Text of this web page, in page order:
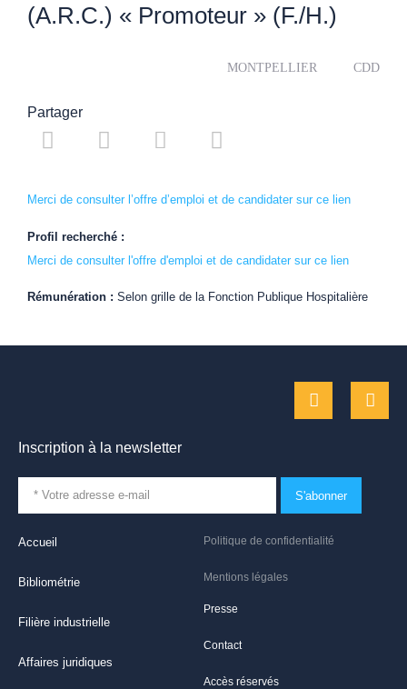
(A.R.C.) « Promoteur » (F./H.)
MONTPELLIER CDD
Partager
Merci de consulter l’offre d’emploi et de candidater sur ce lien
Profil recherché :
Merci de consulter l'offre d'emploi et de candidater sur ce lien
Rémunération : Selon grille de la Fonction Publique Hospitalière
Politique de confidentialité
Mentions légales
Presse
Contact
Accès réservés
Accueil
Bibliométrie
Filière industrielle
Affaires juridiques
Inscription à la newsletter
S'abonner